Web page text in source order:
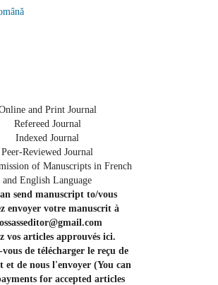
and Print Journal
Refereed Journal
Indexed Journal
Peer-Reviewed Journal
of Manuscripts in French
and English Language
send manuscript to/vous
envoyer votre manuscrit à
vos articles approuvés ici.
vous de télécharger le reçu de
et de nous l'envoyer (You can
for accepted articles